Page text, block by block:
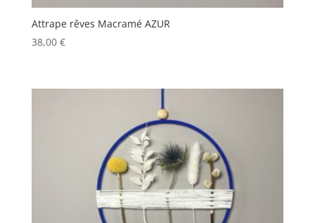
Attrape rêves Macramé AZUR
38,00 €